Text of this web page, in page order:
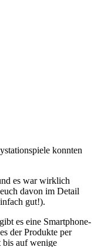
konnten
es war wirklich
davon im Detail
gut!).
es eine Smartphone-
der Produkte per
bis auf wenige